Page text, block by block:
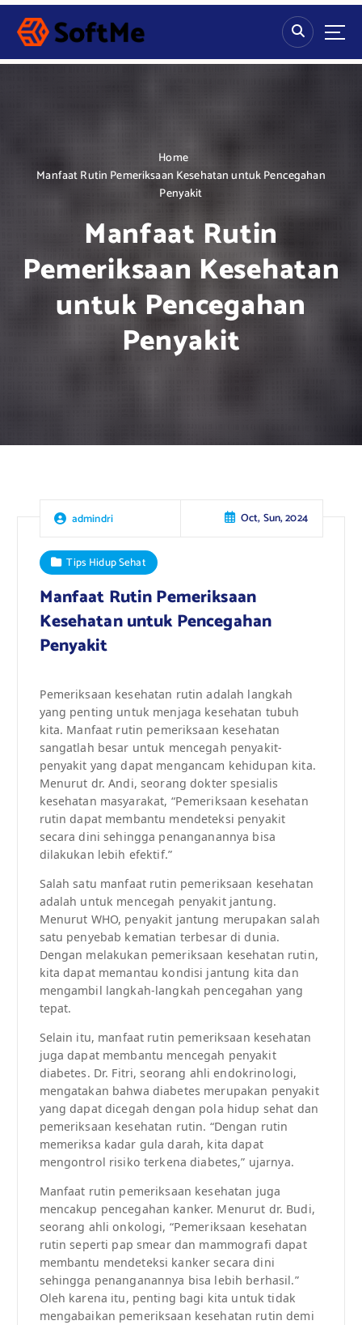
S
p
Home
Manfaat Rutin Pemeriksaan Kesehatan untuk Pencegahan
Penyakit
Manfaat Rutin
Pemeriksaan Kesehatan
untuk Pencegahan
Penyakit
admindri Oct, Sun, 2024
Tips Hidup Sehat
Manfaat Rutin Pemeriksaan
Kesehatan untuk Pencegahan
Penyakit
Pemeriksaan kesehatan rutin adalah langkah
yang penting untuk menjaga kesehatan tubuh
kita. Manfaat rutin pemeriksaan kesehatan
sangatlah besar untuk mencegah penyakit-
penyakit yang dapat mengancam kehidupan kita.
Menurut dr. Andi, seorang dokter spesialis
kesehatan masyarakat, “Pemeriksaan kesehatan
rutin dapat membantu mendeteksi penyakit
secara dini sehingga penanganannya bisa
dilakukan lebih efektif.”
Salah satu manfaat rutin pemeriksaan kesehatan
adalah untuk mencegah penyakit jantung.
Menurut WHO, penyakit jantung merupakan salah
satu penyebab kematian terbesar di dunia.
Dengan melakukan pemeriksaan kesehatan rutin,
kita dapat memantau kondisi jantung kita dan
mengambil langkah-langkah pencegahan yang
tepat.
Selain itu, manfaat rutin pemeriksaan kesehatan
juga dapat membantu mencegah penyakit
diabetes. Dr. Fitri, seorang ahli endokrinologi,
mengatakan bahwa diabetes merupakan penyakit
yang dapat dicegah dengan pola hidup sehat dan
pemeriksaan kesehatan rutin. “Dengan rutin
memeriksa kadar gula darah, kita dapat
mengontrol risiko terkena diabetes,” ujarnya.
Manfaat rutin pemeriksaan kesehatan juga
mencakup pencegahan kanker. Menurut dr. Budi,
seorang ahli onkologi, “Pemeriksaan kesehatan
rutin seperti pap smear dan mammografi dapat
membantu mendeteksi kanker secara dini
sehingga penanganannya bisa lebih berhasil.”
Oleh karena itu, penting bagi kita untuk tidak
mengabaikan pemeriksaan kesehatan rutin demi